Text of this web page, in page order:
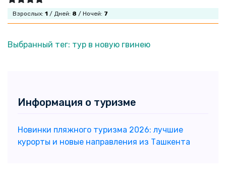
Взрослых: 1 / Дней: 8 / Ночей: 7
Выбранный тег: тур в новую гвинею
Информация о туризме
Новинки пляжного туризма 2026: лучшие
курорты и новые направления из Ташкента